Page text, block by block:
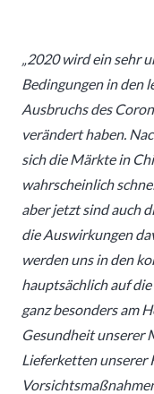
„2020 wird ein sehr
Bedingungen in den
Ausbruchs des
verändert haben.
sich die Märkte in
wahrscheinlich
aber jetzt sind auch
die Auswirkungen
werden uns in den
hauptsächlich auf
ganz besonders am
Gesundheit unserer
Lieferketten unserer